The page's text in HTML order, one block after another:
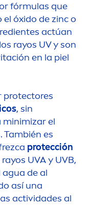
fórmulas que
óxido de zinc o
actúan
rayos UV y son
en la piel
protectores
, sin
minimizar el
También es
protección
UVA y UVB,
de al
así una
actividades al